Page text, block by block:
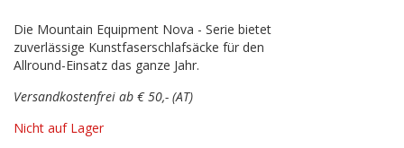
Die Mountain Equipment Nova - Serie bietet
zuverlässige Kunstfaserschlafsäcke für den
Allround-Einsatz das ganze Jahr.
Versandkostenfrei ab € 50,- (AT)
Nicht auf Lager